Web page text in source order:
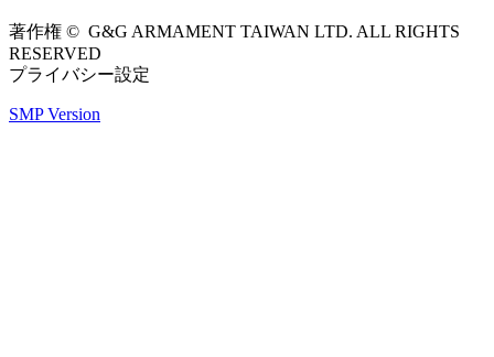
著作権 © G&G ARMAMENT TAIWAN LTD. ALL RIGHTS
RESERVED
プライバシー設定
SMP Version